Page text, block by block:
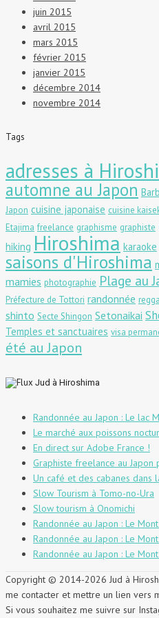
juin 2015
avril 2015
mars 2015
février 2015
janvier 2015
décembre 2014
novembre 2014
Tags
adresses à
automne au Japon
Japon cuisine japonaise cuisine
Etajima freelance graphisme graphiste
hiking Hiroshima karaoke
saisons d'Hiroshima
mamies photographie Plage au
Préfecture de Tottori randonnée
shinto Secte Shingon Setonaikai
Temples et sanctuaires visa
été au Japon
Jud à Hiroshima
Randonnée au Japon : Le lac
Le marché aux poissons
En direct sur Adobe France !
Graphiste freelance au Japon
Un café et des cabanes dans
Slow Tourism à Tomo-no-Ura
Slow tourism à Onomichi
Randonnée au Japon : Le
Randonnée au Japon : Le
Randonnée au Japon : Le
Copyright © 2014-2026 Jud à
me contacter et mettre un lien vers
Si vous souhaitez me suivre sur